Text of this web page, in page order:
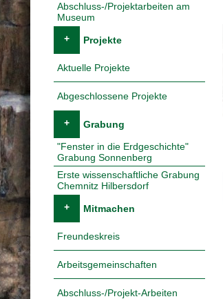
Abschluss-/Projektarbeiten am
Museum
+
Projekte
Aktuelle Projekte
Abgeschlossene Projekte
+
Grabung
"Fenster in die Erdgeschichte"
Grabung Sonnenberg
Erste wissenschaftliche Grabung
Chemnitz Hilbersdorf
+
Mitmachen
Freundeskreis
Arbeitsgemeinschaften
Abschluss-/Projekt-Arbeiten